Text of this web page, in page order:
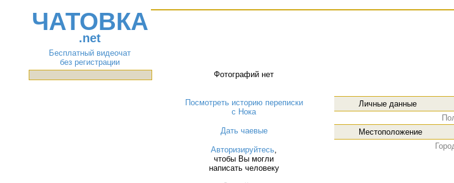
ЧАТОВКА
.net
Бесплатный видеочат
без регистрации
Фотографий нет
Посмотреть историю переписки
с Нока
Дать чаевые
Авторизируйтесь,
чтобы Вы могли
написать человеку
Личные данные
Местоположение